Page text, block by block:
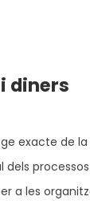
diners
exacte de
a les